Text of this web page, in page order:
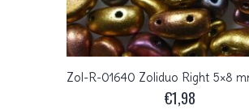
€1,98